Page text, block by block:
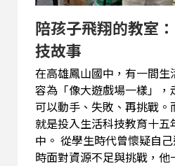
陪孩子飛翔的教室
技故事
在高雄鳳山國中，有一間
容為「像大遊戲場一樣」
可以動手、失敗、再挑戰。
就是投入生活科技教育十
中。 從學生時代曾懷疑自己選擇的科系，到初任教
時面對資源不足與挑戰，